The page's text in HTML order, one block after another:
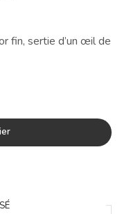
fin, sertie d’un œil de